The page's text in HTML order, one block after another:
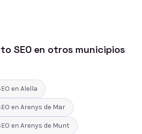
SEO en otros municipios
en Alella
en Arenys de Mar
en Arenys de Munt